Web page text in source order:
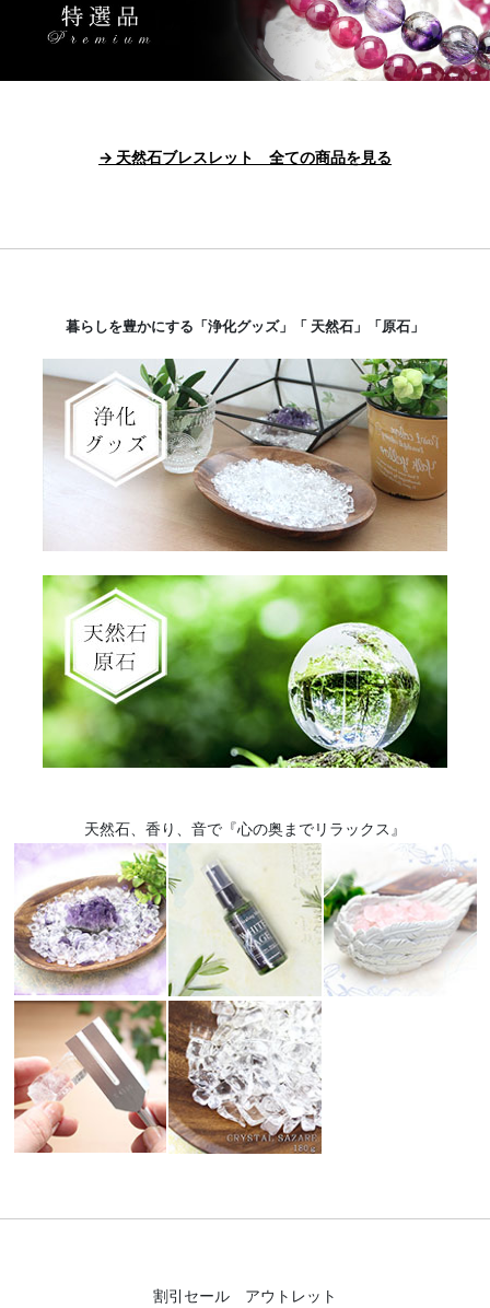
→ 天然石ブレスレット 全ての商品を見る
暮らしを豊かにする「浄化グッズ」「 天然石」「原石」
天然石、香り、音で『心の奥までリラックス』
割引セール アウトレット